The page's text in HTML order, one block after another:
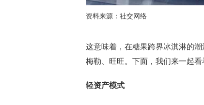
资料来源：社交网络
这意味着，在糖果跨界冰淇淋的
梅勒、旺旺。下面，我们来一起看
轻资产模式